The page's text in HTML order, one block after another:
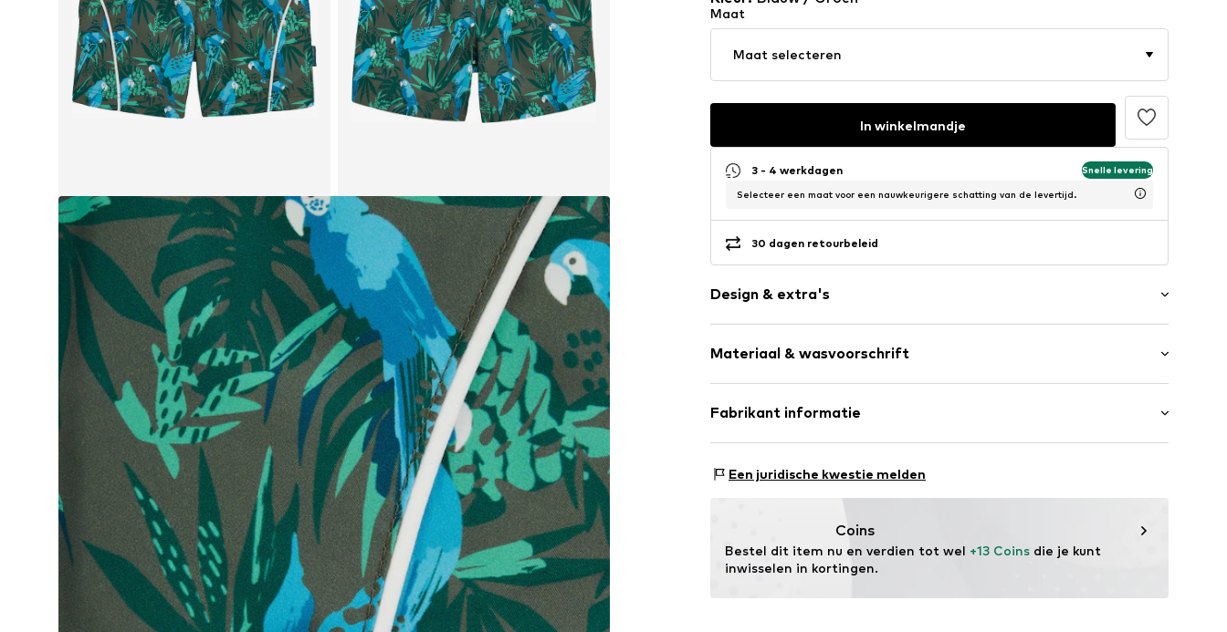
Maat
Maat selecteren
In winkelmandje
3 - 4 werkdagen Snelle levering
Selecteer een maat voor een nauwkeurigere schatting van de levertijd.
30 dagen retourbeleid
Design & extra's
Materiaal & wasvoorschrift
Materiaal: 100% Polyester - PES (recyceld)
Fabrikant informatie
Reactorweg 101
wecustomerservice@wefashion.com
Een juridische kwestie melden
Coins
Bestel dit item nu en verdien tot wel +13 Coins die je kunt
inwisselen in kortingen.